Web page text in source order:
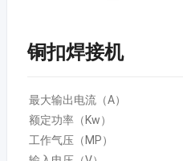
铜扣焊接机
最大输出电流（A）
额定功率（Kw）
工作气压（MP）